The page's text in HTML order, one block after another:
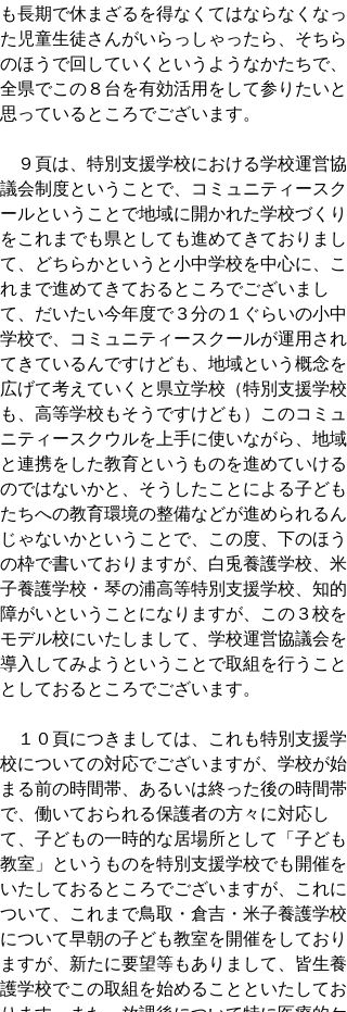
も長期で休まざるを得なくてはならなくなっ
た児童生徒さんがいらっしゃったら、そちら
のほうで回していくというようなかたちで、
全県でこの８台を有効活用をして参りたいと
思っているところでございます。
９頁は、特別支援学校における学校運営協
議会制度ということで、コミュニティースク
ールということで地域に開かれた学校づくり
をこれまでも県としても進めてきておりまし
て、どちらかというと小中学校を中心に、こ
れまで進めてきておるところでございまし
て、だいたい今年度で３分の１ぐらいの小中
学校で、コミュニティースクールが運用され
てきているんですけども、地域という概念を
広げて考えていくと県立学校（特別支援学校
も、高等学校もそうですけども）このコミュ
ニティースクウルを上手に使いながら、地域
と連携をした教育というものを進めていける
のではないかと、そうしたことによる子ども
たちへの教育環境の整備などが進められるん
じゃないかということで、この度、下のほう
の枠で書いておりますが、白兎養護学校、米
子養護学校・琴の浦高等特別支援学校、知的
障がいということになりますが、この３校を
モデル校にいたしまして、学校運営協議会を
導入してみようということで取組を行うこと
としておるところでございます。
１０頁につきましては、これも特別支援学
校についての対応でございますが、学校が始
まる前の時間帯、あるいは終った後の時間帯
で、働いておられる保護者の方々に対応し
て、子どもの一時的な居場所として「子ども
教室」というものを特別支援学校でも開催を
いたしておるところでございますが、これに
ついて、これまで鳥取・倉吉・米子養護学校
について早朝の子ども教室を開催をしており
ますが、新たに要望等もありまして、皆生養
護学校でこの取組を始めることといたしてお